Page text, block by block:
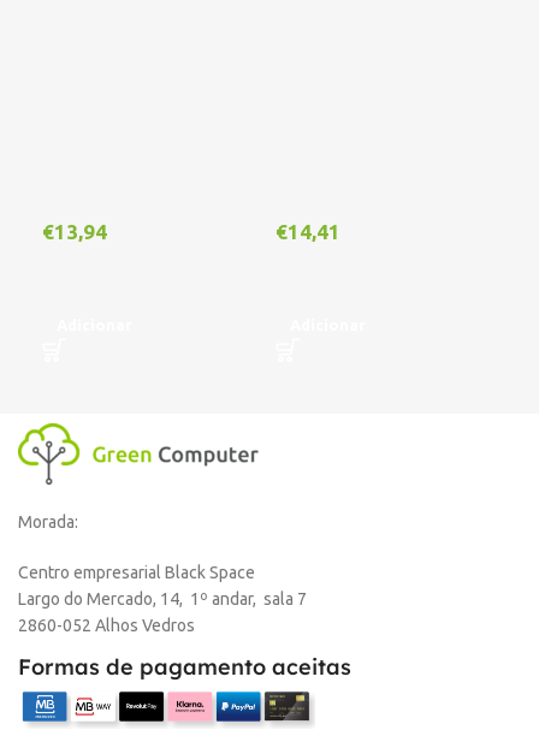
€13,94 €14,41
Morada:
Centro empresarial Black Space
Largo do Mercado, 14, 1º andar, sala 7
2860-052 Alhos Vedros
Formas de pagamento aceitas